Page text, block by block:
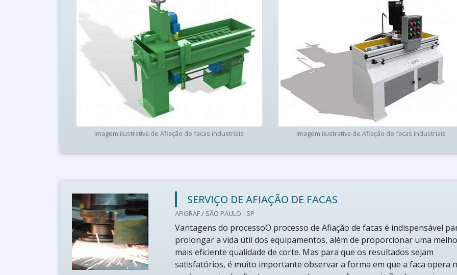
Imagem ilustrativa de Afiação de facas industriais Imagem ilustrativa de Afiação de facas industriais
SERVIÇO DE AFIAÇÃO DE FACAS
AFIGRAF / SÃO PAULO - SP
Vantagens do processoO processo de Afiação de facas é indispensável
prolongar a vida útil dos equipamentos, além de proporcionar uma
mais eficiente qualidade de corte. Mas para que os resultados sejam
satisfatórios, é muito importante observar a forma em que a faca opera